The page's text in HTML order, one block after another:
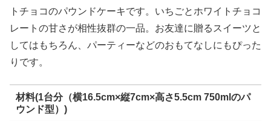
トチョコのパウンドケーキです。いちごとホワイトチョコ
レートの甘さが相性抜群の一品。お友達に贈るスイーツと
してはもちろん、パーティーなどのおもてなしにもぴった
りです。
材料(1台分（横16.5cm×縦7cm×高さ5.5cm 750mlのパ
ウンド型）)